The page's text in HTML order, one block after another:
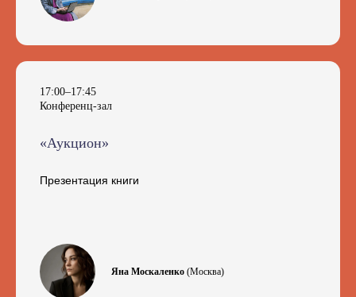
17:00–17:45
Конференц-зал
«Аукцион»
Презентация книги
Яна Москаленко (Москва)